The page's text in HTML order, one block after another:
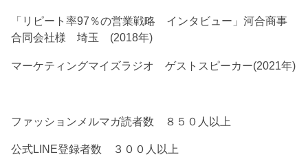
「リピート率97％の営業戦略 インタビュー」河合商事
合同会社様 埼玉 (2018年)
マーケティングマイズラジオ ゲストスピーカー(2021年)
ファッションメルマガ読者数 ８５０人以上
公式LINE登録者数 ３００人以上